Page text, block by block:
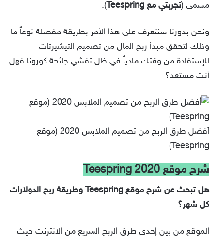
مسمى (تجربتي مع Teespring ).
ونحن بدورنا سنتعرف على هذا الأمر بطريقة مفصلة نوعاً ما
وذلك لتحقق مبدأ ربح المال من تصميم التيشيرتات
للإستفادة من وقتك مادياً في ظل تفشي جائحة كورونا فهل
أنت مستعد؟
أفضل طرق الربح من تصميم الملابس 2020 (موقع
Teespring)
شرح موقع Teespring 2020
هل تبحث عن شرح موقع Teespring وطريقة ربح الدولارات
كل شهر؟
الموقع من بين إحدى طرق الربح السريع من الانترنت حيث